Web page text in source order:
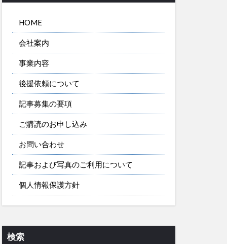
HOME
会社案内
事業内容
後援依頼について
記事募集の要項
ご購読のお申し込み
お問い合わせ
記事および写真のご利用について
個人情報保護方針
検索